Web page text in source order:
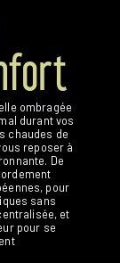
ombragée
durant vos
chaudes de
reposer à
De
pour
sans
et
pour se